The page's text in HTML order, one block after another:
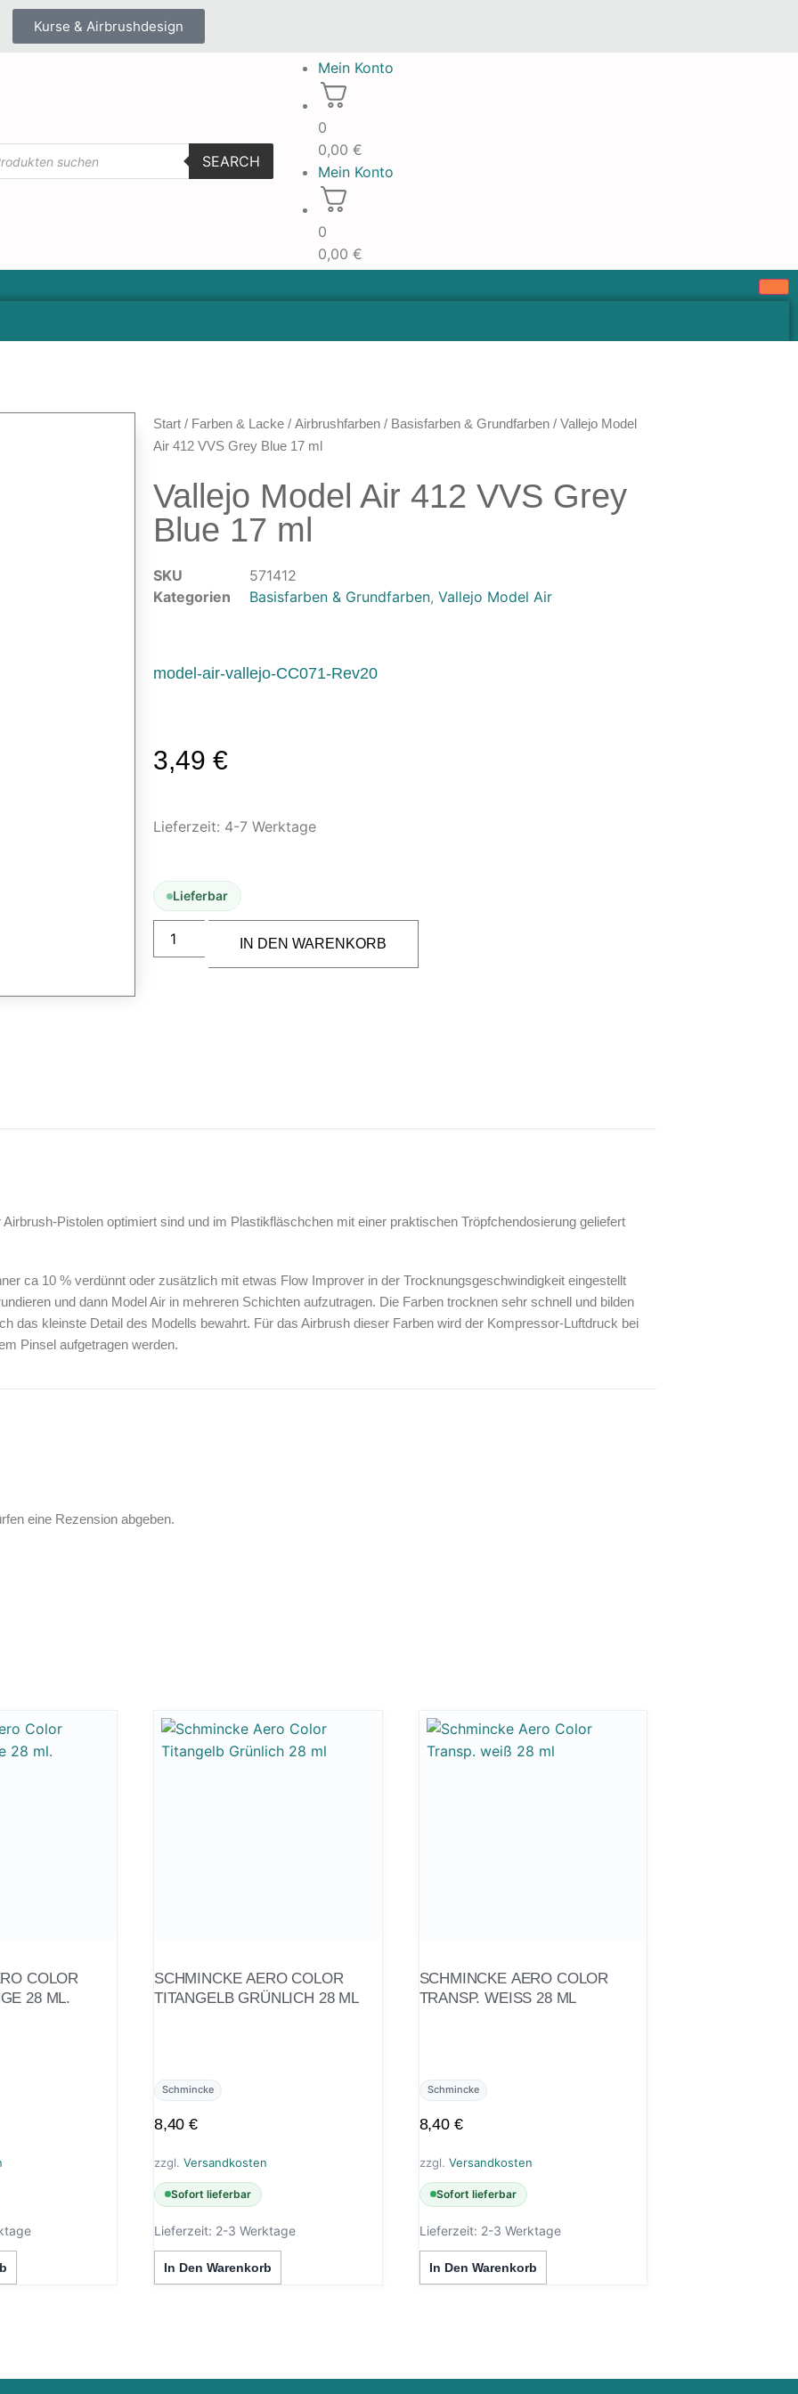
Kurse & Airbrushdesign
SEARCH
Mein Konto
0
0,00 €
Mein Konto
0
0,00 €
Start / Farben & Lacke / Airbrushfarben / Basisfarben & Grundfarben / Vallejo Model
Air 412 VVS Grey Blue 17 ml
Vallejo Model Air 412 VVS Grey
Blue 17 ml
SKU
571412
Kategorien
Basisfarben & Grundfarben, Vallejo Model Air
model-air-vallejo-CC071-Rev20
3,49 €
Lieferzeit: 4-7 Werktage
Lieferbar
IN DEN WARENKORB
Pistolen optimiert sind und im Plastikfläschchen mit einer praktischen Tröpfchendosierung geliefert
ca 10 % verdünnt oder zusätzlich mit etwas Flow Improver in der Trocknungsgeschwindigkeit eingestellt
und dann Model Air in mehreren Schichten aufzutragen. Die Farben trocknen sehr schnell und bilden
das kleinste Detail des Modells bewahrt. Für das Airbrush dieser Farben wird der Kompressor-Luftdruck bei
Pinsel aufgetragen werden.
eine Rezension abgeben.
COLOR
28 ML.
SCHMINCKE AERO COLOR
TITANGELB GRÜNLICH 28 ML
Schmincke
8,40€
zzgl. Versandkosten
Sofort lieferbar
Lieferzeit: 2-3 Werktage
In Den Warenkorb
SCHMINCKE AERO COLOR
TRANSP. WEISS 28 ML
Schmincke
8,40 €
zzgl. Versandkosten
Sofort lieferbar
Lieferzeit: 2-3 Werktage
In Den Warenkorb